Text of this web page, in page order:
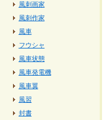
風刺画家
風刺作家
風車
フウシャ
風車状態
風車発電機
風車翼
風習
封書